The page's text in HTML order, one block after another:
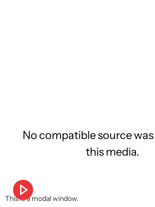
This is a modal window.
No compatible source
this media.